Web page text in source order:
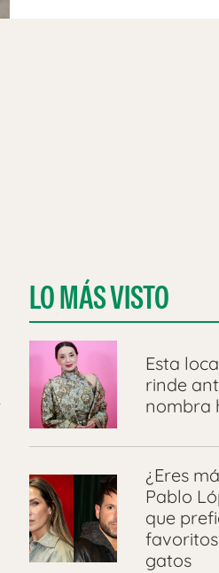
LO MÁS VISTO
Esta
rinde
nombra
¿Eres
Pablo
que
gatos